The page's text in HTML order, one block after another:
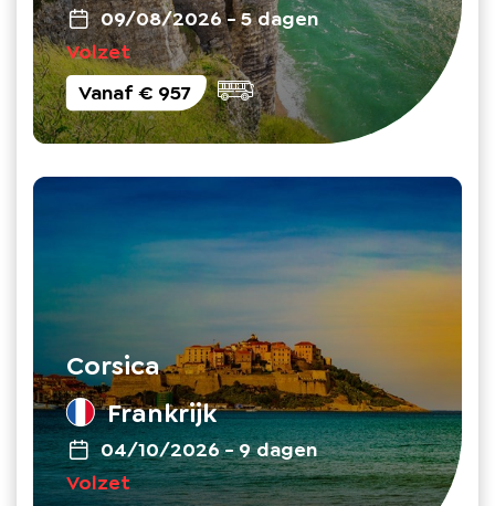
09/08/2026-5 dagen
Volzet
Vanaf€ 957
Corsica
Frankrijk
04/10/2026-9 dagen
Volzet